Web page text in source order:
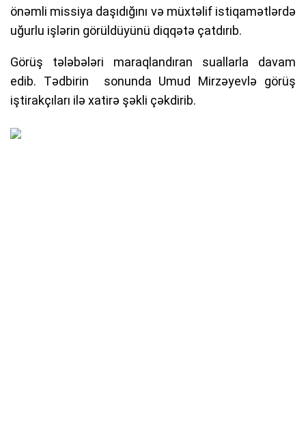
önəmli missiya daşıdığını və müxtəlif istiqamətlərdə
uğurlu işlərin görüldüyünü diqqətə çatdırıb.
Görüş tələbələri maraqlandıran suallarla davam
edib. Tədbirin sonunda Umud Mirzəyevlə görüş
iştirakçıları ilə xatirə şəkli çəkdirib.